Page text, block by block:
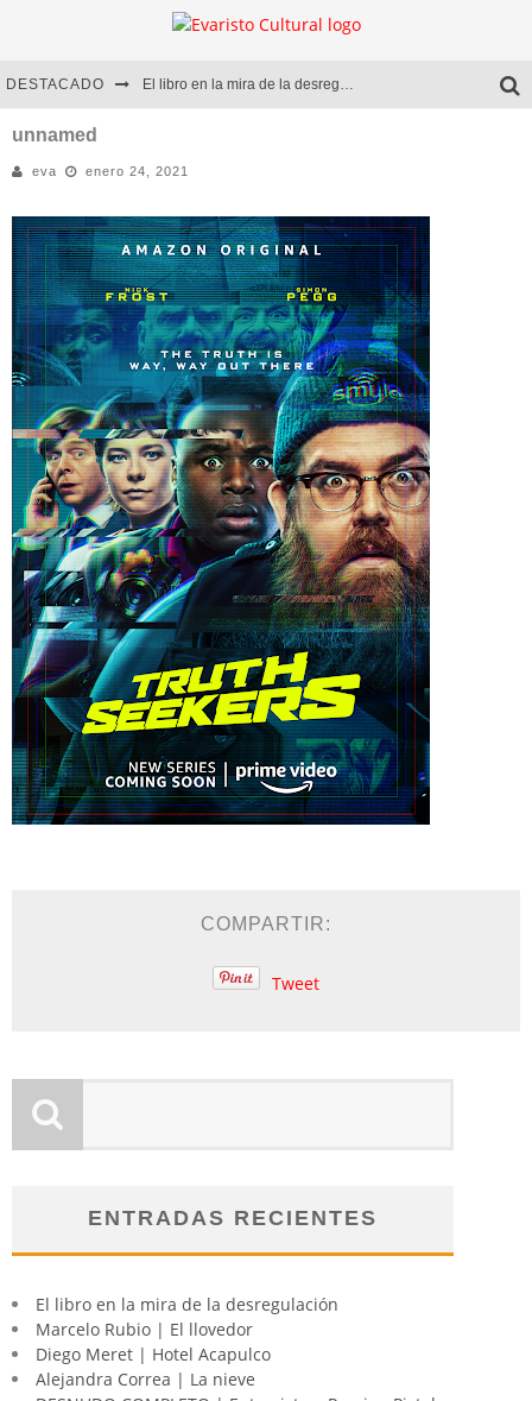
DESTACADO El libro en la mira de la desregulación
Diego Meret | Hotel Acapulco
Alejandra Correa | La nieve
unnamed
eva enero 24, 2021
COMPARTIR:
Tweet
ENTRADAS RECIENTES
El libro en la mira de la desregulación
Marcelo Rubio | El llovedor
Diego Meret | Hotel Acapulco
Alejandra Correa | La nieve